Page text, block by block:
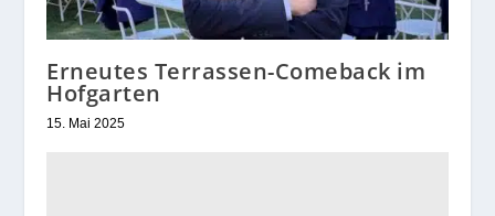
Erneutes Terrassen-Comeback im
Hofgarten
15. Mai 2025